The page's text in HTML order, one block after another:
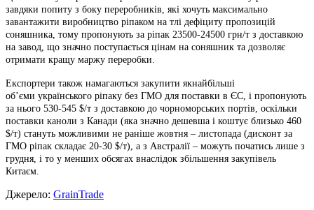
завдяки попиту з боку переробників, які хочуть максимально
завантажити виробництво ріпаком на тлі дефіциту пропозицій
соняшника, тому пропонують за ріпак 23500-24500 грн/т з доставкою
на завод, що значно поступається цінам на соняшник та дозволяє
отримати кращу маржу переробки.
Експортери також намагаються закупити якнайбільші
об’єми українського ріпаку без ГМО для поставки в ЄС, і пропонують
за нього 530-545 $/т з доставкою до чорноморських портів, оскільки
поставки каноли з Канади (яка значно дешевша і коштує близько 460
$/т) стануть можливими не раніше жовтня – листопада (дисконт за
ГМО ріпак складає 20-30 $/т), а з Австралії – можуть початись лише з
грудня, і то у менших обсягах внаслідок збільшення закупівель
Китаєм.
Джерело: GrainTrade